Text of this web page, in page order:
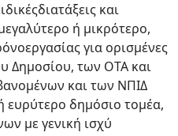
και
ή μικρότερο,
για ορισμένες
Δημοσίου, των ΟΤΑ και
και των ΝΠΙΔ
δημόσιο τομέα,
με γενική ισχύ